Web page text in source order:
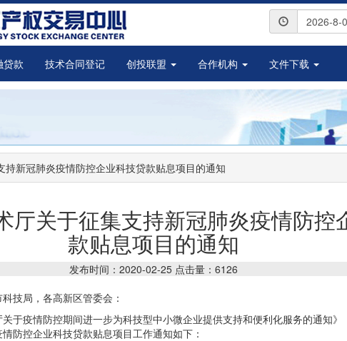
2026-8-
贷款 技术合同登记 创投联盟 合作机构 文件下载
新冠肺炎疫情防控企业科技贷款贴息项目的通知
厅关于征集支持新冠肺炎疫情防控
款贴息项目的通知
发布时间：2020-02-25 点击量：6126
技局，各高新区管委会：
于疫情防控期间进一步为科技型中小微企业提供支持和便利化服务的通知
防控企业科技贷款贴息项目工作通知如下：